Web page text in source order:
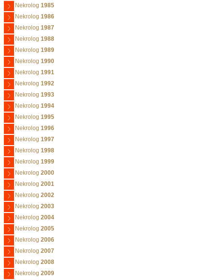
Nekrolog 1985
Nekrolog 1986
Nekrolog 1987
Nekrolog 1988
Nekrolog 1989
Nekrolog 1990
Nekrolog 1991
Nekrolog 1992
Nekrolog 1993
Nekrolog 1994
Nekrolog 1995
Nekrolog 1996
Nekrolog 1997
Nekrolog 1998
Nekrolog 1999
Nekrolog 2000
Nekrolog 2001
Nekrolog 2002
Nekrolog 2003
Nekrolog 2004
Nekrolog 2005
Nekrolog 2006
Nekrolog 2007
Nekrolog 2008
Nekrolog 2009